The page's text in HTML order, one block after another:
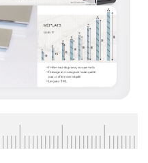
DE VERRES
EN VERRE